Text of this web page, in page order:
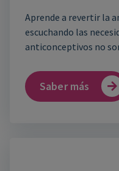
Aprende a revertir la
escuchando las
anticonceptivos no
Saber más